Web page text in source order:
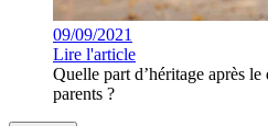
09/09/2021
Lire l'article
Quelle part d’héritage après le
parents ?